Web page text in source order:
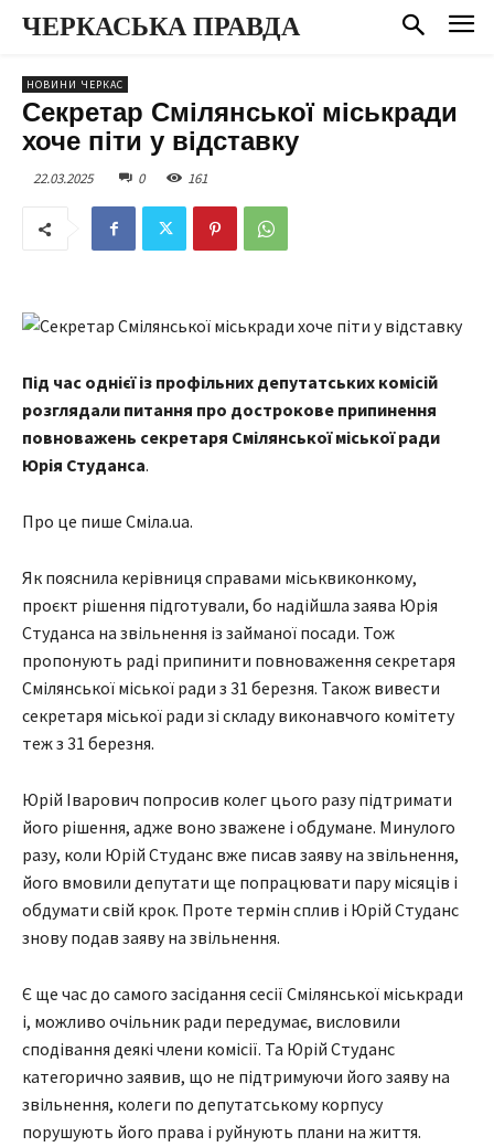
ЧЕРКАСЬКА ПРАВДА
НОВИНИ ЧЕРКАС
Секретар Смілянської міськради
хоче піти у відставку
22.03.2025 0 161
Під час однієї із профільних депутатських комісій
розглядали питання про дострокове припинення
повноважень секретаря Смілянської міської ради
Юрія Студанса.
Про це пише Сміла.ua.
Як пояснила керівниця справами міськвиконкому,
проєкт рішення підготували, бо надійшла заява Юрія
Студанса на звільнення із займаної посади. Тож
пропонують раді припинити повноваження секретаря
Смілянської міської ради з 31 березня. Також вивести
секретаря міської ради зі складу виконавчого комітету
теж з 31 березня.
Юрій Іварович попросив колег цього разу підтримати
його рішення, адже воно зважене і обдумане. Минулого
разу, коли Юрій Студанс вже писав заяву на звільнення,
його вмовили депутати ще попрацювати пару місяців і
обдумати свій крок. Проте термін сплив і Юрій Студанс
знову подав заяву на звільнення.
Є ще час до самого засідання сесії Смілянської міськради
і, можливо очільник ради передумає, висловили
сподівання деякі члени комісії. Та Юрій Студанс
категорично заявив, що не підтримуючи його заяву на
звільнення, колеги по депутатському корпусу
порушують його права і руйнують плани на життя.